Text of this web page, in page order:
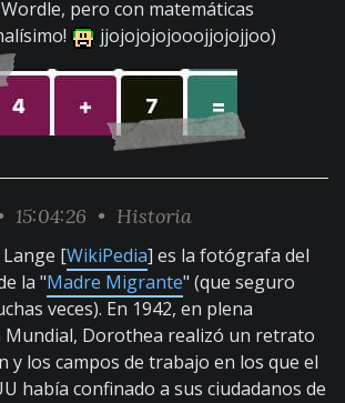
pero con matemáticas
jjojojojojooojjojojjoo)
15:04:26 • Historia
[WikiPedia] es la fotógrafa del
la "Madre Migrante" (que seguro
veces). En 1942, en plena
Mundial, Dorothea realizó un retrato
y los campos de trabajo en los que el
había confinado a sus ciudadanos de